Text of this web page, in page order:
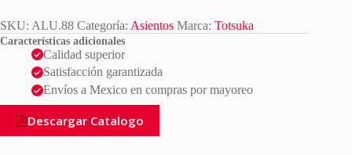
SKU: ALU.88 Categoría: Asientos Marca: Totsuka
Características adicionales
Calidad superior
Satisfacción garantizada
Envíos a Mexico en compras por mayoreo
Descargar Catalogo